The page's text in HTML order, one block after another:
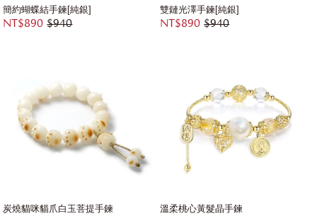
簡約蝴蝶結手鍊[純銀]
NT$890 $940
雙鏈光澤手鍊[純銀]
NT$890 $940
炭燒貓咪貓爪白玉菩提手鍊 溫柔桃心黃髮晶手鍊